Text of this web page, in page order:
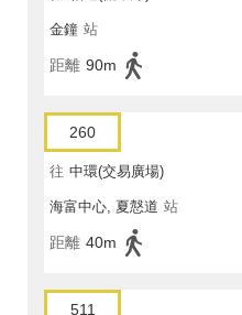
金鐘 站
距離 90m
260
往 中環(交易廣場)
海富中心, 夏慤道 站
距離 40m
511